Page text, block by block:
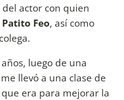
actor con quien
Patito Feo, así como
luego de una
llevó a una clase de
era para mejorar la